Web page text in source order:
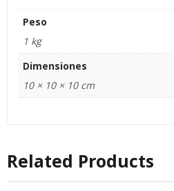
Peso
1 kg
Dimensiones
10 × 10 × 10 cm
Related Products